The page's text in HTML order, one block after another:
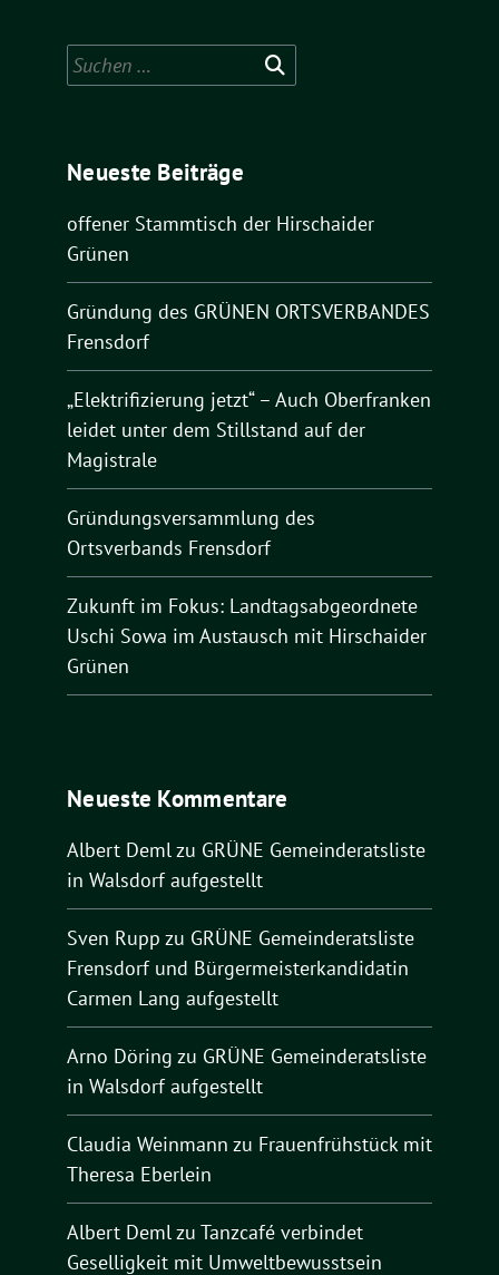
Suchen
nach:
Neueste Beiträge
offener Stammtisch der Hirschaider
Grünen
Gründung des GRÜNEN ORTSVERBANDES
Frensdorf
„Elektrifizierung jetzt“ – Auch Oberfranken
leidet unter dem Stillstand auf der
Magistrale
Gründungsversammlung des
Ortsverbands Frensdorf
Zukunft im Fokus: Landtagsabgeordnete
Uschi Sowa im Austausch mit Hirschaider
Grünen
Neueste Kommentare
Albert Demlzu GRÜNE Gemeinderatsliste
in Walsdorf aufgestellt
Sven Rupp zu GRÜNE Gemeinderatsliste
Frensdorf und Bürgermeisterkandidatin
Carmen Lang aufgestellt
Arno Döring zu GRÜNE Gemeinderatsliste
in Walsdorf aufgestellt
Claudia Weinmann zu Frauenfrühstück mit
Theresa Eberlein
Albert Demlzu Tanzcafé verbindet
Geselligkeit mit Umweltbewusstsein